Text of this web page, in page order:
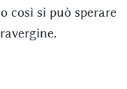
così si può sperare